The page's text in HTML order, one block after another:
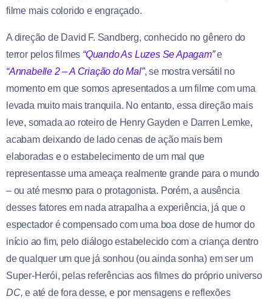
filme mais colorido e engraçado.
A direção de David F. Sandberg, conhecido no gênero do
terror pelos filmes “Quando As Luzes Se Apagam”e
“Annabelle 2 – A Criação do Mal”, se mostra versátil no
momento em que somos apresentados a um filme com uma
levada muito mais tranquila. No entanto, essa direção mais
leve, somada ao roteiro de Henry Gayden e Darren Lemke,
acabam deixando de lado cenas de ação mais bem
elaboradas e o estabelecimento de um mal que
representasse uma ameaça realmente grande para o mundo
– ou até mesmo para o protagonista. Porém, a ausência
desses fatores em nada atrapalha a experiência, já que o
espectador é compensado com uma boa dose de humor do
início ao fim, pelo diálogo estabelecido com a criança dentro
de qualquer um que já sonhou (ou ainda sonha) em ser um
Super-Herói, pelas referências aos filmes do próprio universo
DC, e até de fora desse, e por mensagens e reflexões